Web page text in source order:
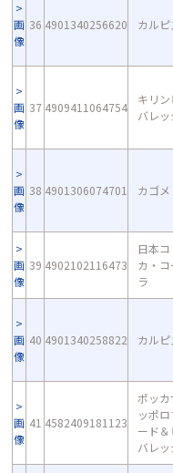
画
像
36 4901340256620 カルピ
画
像
37 4909411064754
キリン
バレッ
画
像
38 4901306074701 カゴメ
画
像
39 4902102116473
日本コ
カ・コ
ラ
画
像
40 4901340258822 カルピ
画
像
41 4582409181123
ポッカ
ッポロ
ード＆
バレッ